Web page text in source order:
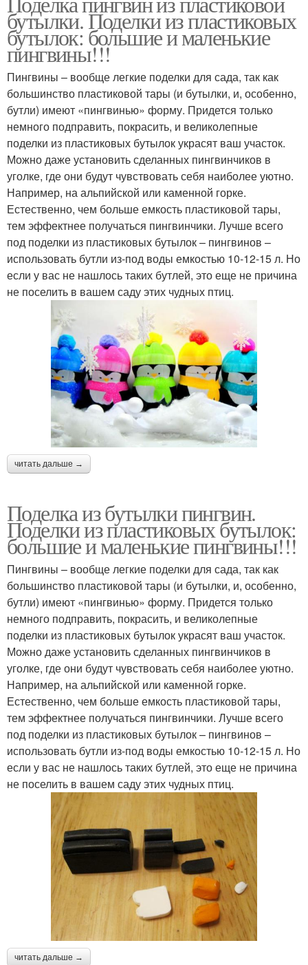
бутылки. Поделки из пластиковых
бутылок: большие и маленькие
пингвины!!!
Пингвины – вообще легкие поделки для сада, так как
большинство пластиковой тары (и бутылки, и, особенно,
бутли) имеют «пингвинью» форму. Придется только
немного подправить, покрасить, и великолепные
поделки из пластиковых бутылок украсят ваш участок.
Можно даже установить сделанных пингвинчиков в
уголке, где они будут чувствовать себя наиболее уютно.
Например, на альпийской или каменной горке.
Естественно, чем больше емкость пластиковой тары,
тем эффектнее получаться пингвинчики. Лучше всего
под поделки из пластиковых бутылок – пингвинов –
использовать бутли из-под воды емкостью 10-12-15 л. Но
если у вас не нашлось таких бутлей, это еще не причина
не поселить в вашем саду этих чудных птиц.
читать дальше →
Поделка из бутылки пингвин.
Поделки из пластиковых бутылок:
большие и маленькие пингвины!!!
Пингвины – вообще легкие поделки для сада, так как
большинство пластиковой тары (и бутылки, и, особенно,
бутли) имеют «пингвинью» форму. Придется только
немного подправить, покрасить, и великолепные
поделки из пластиковых бутылок украсят ваш участок.
Можно даже установить сделанных пингвинчиков в
уголке, где они будут чувствовать себя наиболее уютно.
Например, на альпийской или каменной горке.
Естественно, чем больше емкость пластиковой тары,
тем эффектнее получаться пингвинчики. Лучше всего
под поделки из пластиковых бутылок – пингвинов –
использовать бутли из-под воды емкостью 10-12-15 л. Но
если у вас не нашлось таких бутлей, это еще не причина
не поселить в вашем саду этих чудных птиц.
читать дальше →